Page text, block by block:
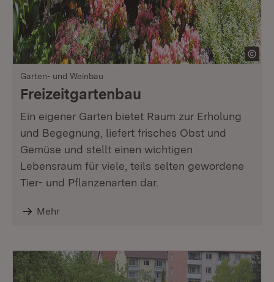
Garten- und Weinbau
Freizeitgartenbau
Ein eigener Garten bietet Raum zur Erholung
und Begegnung, liefert frisches Obst und
Gemüse und stellt einen wichtigen
Lebensraum für viele, teils selten gewordene
Tier- und Pflanzenarten dar.
Mehr